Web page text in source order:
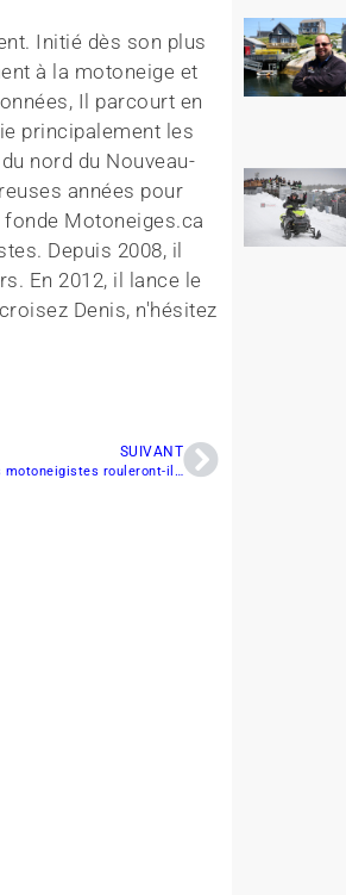
Initié dès son plus
à la motoneige et
Il parcourt en
principalement les
nord du Nouveau-
années pour
Motoneiges.ca
Depuis 2008, il
En 2012, il lance le
Denis, n'hésitez
SUIVANT
Sondage : Combien de km les motoneigistes rouleront-ils cette saison ?